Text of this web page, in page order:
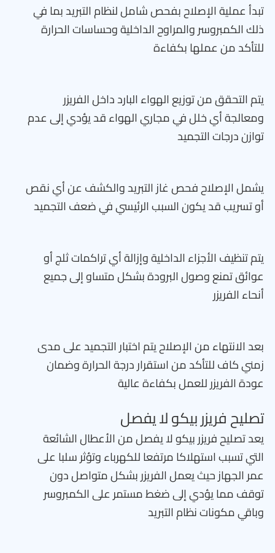
تبدأ عملية الإصلاح بفحص شامل لنظام التبريد بما في
ذلك الكمبروسر والمراوح الداخلية وحساسات الحرارة
للتأكد من عملها بكفاءة
يتم التحقق من توزيع الهواء البارد داخل الفريزر
ومعالجة أي خلل في مجاري الهواء قد يؤدي إلى عدم
توازن درجات التجميد
يشمل الإصلاح فحص غاز التبريد والكشف عن أي نقص
أو تسريب قد يكون السبب الرئيسي في ضعف التجميد
يتم تنظيف الأجزاء الداخلية وإزالة أي تراكمات ثلج أو
عوائق تمنع وصول البرودة بشكل متساو إلى جميع
أنحاء الفريزر
بعد الانتهاء من الإصلاح يتم اختبار التجميد على مدى
زمني كاف للتأكد من استقرار درجة الحرارة وضمان
عودة الفريزر للعمل بكفاءة عالية
تصليح فريزر بيكو لا يفصل
يعد تصليح فريزر بيكو لا يفصل من الأعطال الشائعة
التي تسبب استهلاكا مرتفعا للكهرباء وتؤثر سلبا على
عمر الجهاز حيث يعمل الفريزر بشكل متواصل دون
توقف مما يؤدي إلى ضغط مستمر على الكمبروسر
وباقي مكونات نظام التبريد